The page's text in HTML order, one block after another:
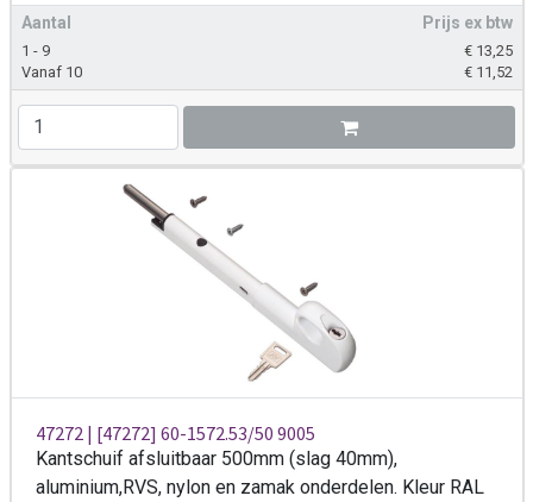
Aantal Prijs ex btw
1 - 9 € 13,25
Vanaf 10
€ 11,52
47272 | [47272] 60-1572.53/50 9005
Kantschuif afsluitbaar 500mm (slag 40mm),
aluminium,RVS, nylon en zamak onderdelen. Kleur RAL